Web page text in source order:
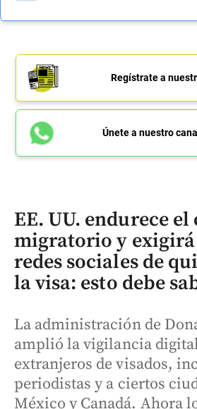
Regístrate a
Únete a nuestro
EE. UU. endurece
migratorio y exigirá
redes sociales de
la visa: esto debe
La administración de
amplió la vigilancia
extranjeros de visados,
periodistas y a ciertos
México y Canadá. Ahora